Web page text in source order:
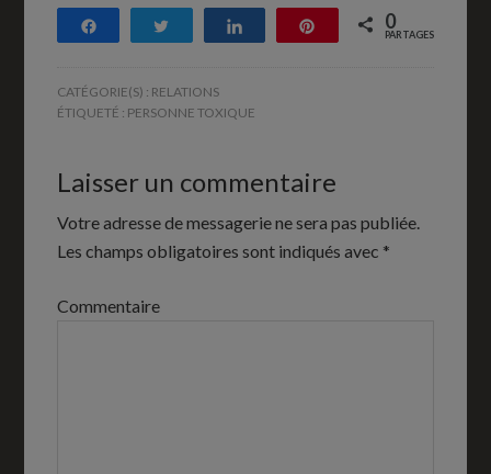
Partagez Tweetez Partagez Enregistrer
0
PARTAGES
CATÉGORIE(S) : RELATIONS
ÉTIQUETÉ : PERSONNE TOXIQUE
Laisser un commentaire
Votre adresse de messagerie ne sera pas publiée.
Les champs obligatoires sont indiqués avec *
Commentaire